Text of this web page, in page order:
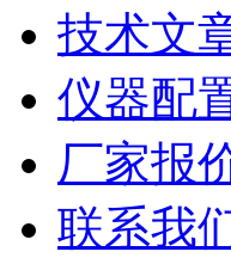
技术文
仪器配
厂家报
联系我